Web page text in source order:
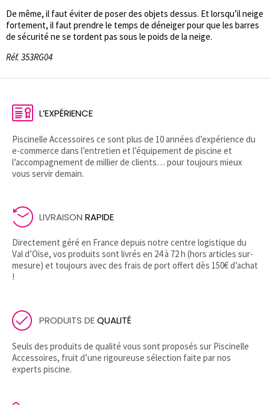
De même, il faut éviter de poser des objets dessus. Et lorsqu’il neige
fortement, il faut prendre le temps de déneiger pour que les barres
de sécurité ne se tordent pas sous le poids de la neige.
Réf. 353RG04
L’EXPÉRIENCE
Piscinelle Accessoires ce sont plus de 10 années d’expérience du
e-commerce dans l’entretien et l’équipement de piscine et
l’accompagnement de millier de clients… pour toujours mieux
vous servir demain.
LIVRAISON RAPIDE
Directement géré en France depuis notre centre logistique du
Val d’Oise, vos produits sont livrés en 24 à 72 h (hors articles sur-
mesure) et toujours avec des frais de port offert dès 150€ d’achat
!
PRODUITS DEQUALITÉ
Seuls des produits de qualité vous sont proposés sur Piscinelle
Accessoires, fruit d’une rigoureuse sélection faite par nos
experts piscine.